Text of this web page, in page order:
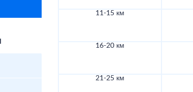
11-15 км
16-20 км
21-25 км